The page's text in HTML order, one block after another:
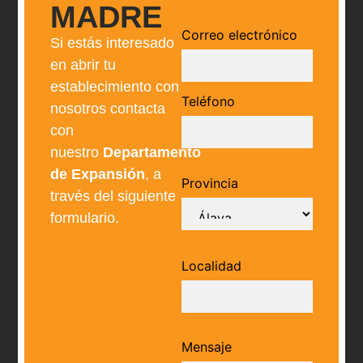
MADRE
Si estás interesado
en abrir tu
establecimiento con
nosotros contacta
con
nuestro Departamento
de Expansión, a
través del siguiente
formulario.
Correo electrónico
Teléfono
Provincia
Localidad
Mensaje